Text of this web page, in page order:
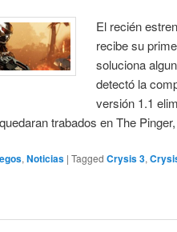
El recién
recibe su
soluciona
detectó la
versión 1.1
trabados en The
,Noticias |Tagged Crysis 3,